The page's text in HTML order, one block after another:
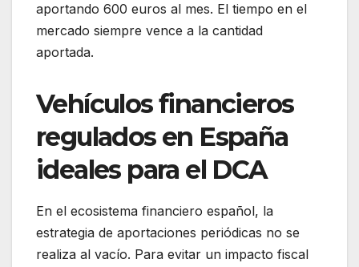
aportando 600 euros al mes. El tiempo en el
mercado siempre vence a la cantidad
aportada.
Vehículos financieros
regulados en España
ideales para el DCA
En el ecosistema financiero español, la
estrategia de aportaciones periódicas no se
realiza al vacío. Para evitar un impacto fiscal